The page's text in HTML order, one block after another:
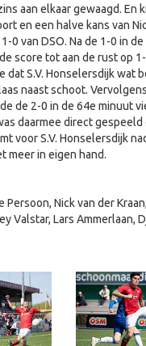
aan elkaar gewaagd.
en een halve kans van
0 van DSO. Na de 1-0 in
score tot aan de rust op
dat S.V. Honselersdijk wat
naast schoot.
de 2-0 in de 64e minuut
daarmee direct
voor S.V. Honselersdijk
meer in eigen hand.
Persoon, Nick van der
Valstar, Lars Ammerlaan,